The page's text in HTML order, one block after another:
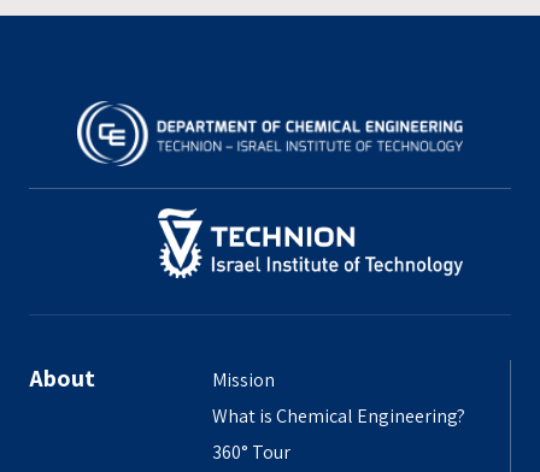
About
Mission
What is Chemical Engineering?
360° Tour